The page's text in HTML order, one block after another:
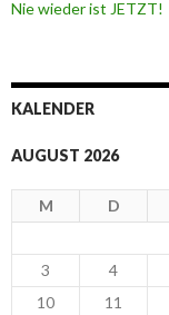
Nie wieder ist JETZT!
KALENDER
AUGUST 2026
M D
3
4
10
11